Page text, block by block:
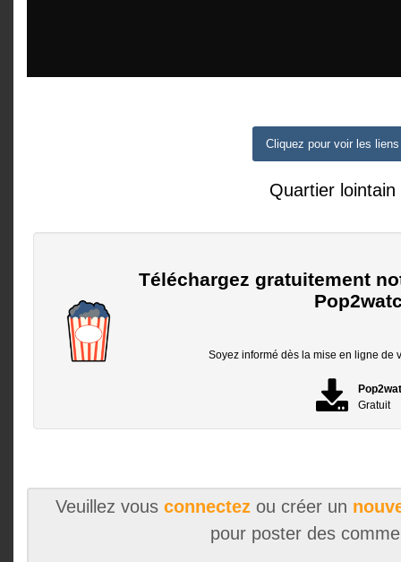
Cliquez pour voir les liens
Quartier lointain
Téléchargez gratuitement
Soyez informé dès la mise en ligne de
Gratuit
Veuillez vous connectezou créer un
pour poster des